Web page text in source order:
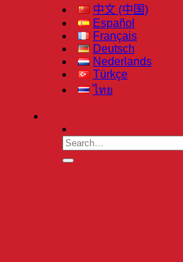
中文 (中国)
Español
Français
Deutsch
Nederlands
Türkçe
ไทย